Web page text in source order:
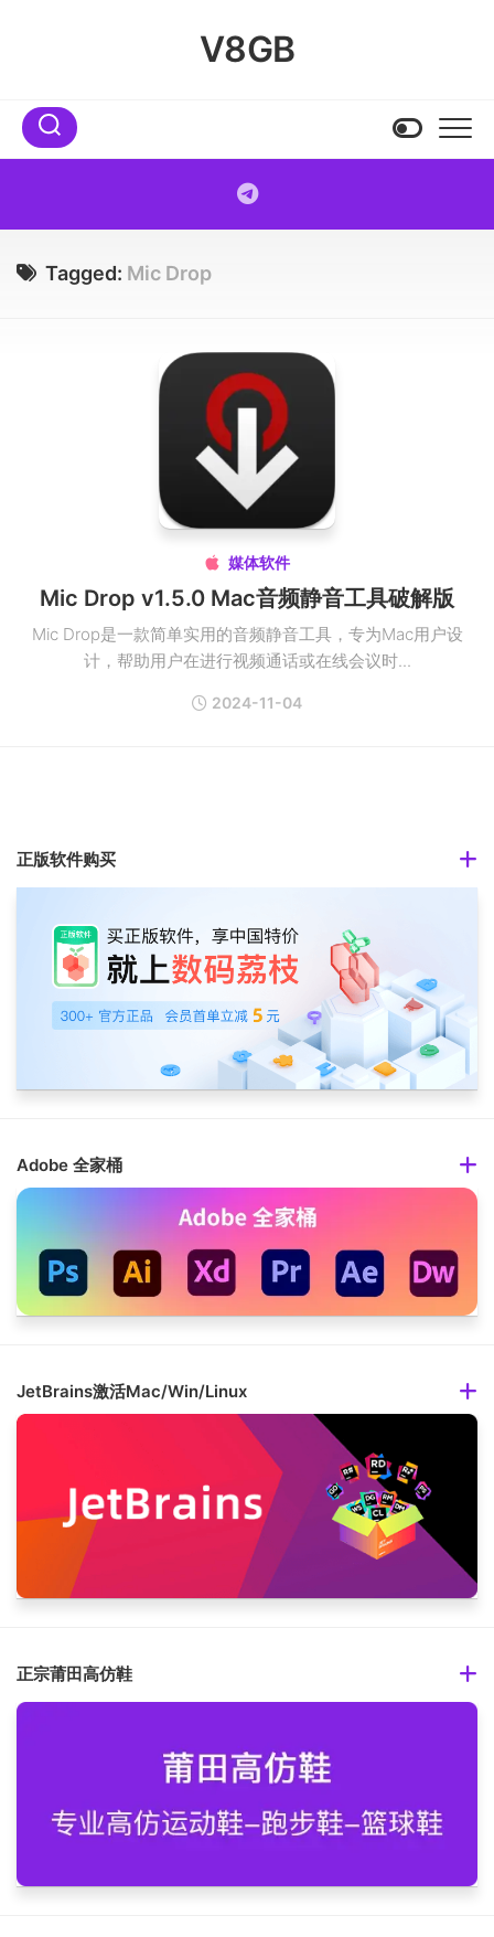
V8GB
Tagged: Mic Drop
 媒体软件
Mic Drop v1.5.0 Mac音频静音工具破解版
Mic Drop是一款简单实用的音频静音工具，专为Mac用户设
计，帮助用户在进行视频通话或在线会议时...
2024-11-04
正版软件购买
Adobe 全家桶
JetBrains激活Mac/Win/Linux
正宗莆田高仿鞋